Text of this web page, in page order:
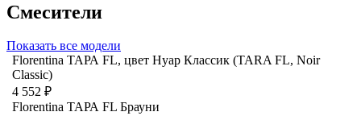
Смесители
Показать все модели
Florentina ТАРА FL, цвет Нуар Классик (TARA FL, Noir
Classic)
4 552 ₽
Florentina ТАРА FL Брауни